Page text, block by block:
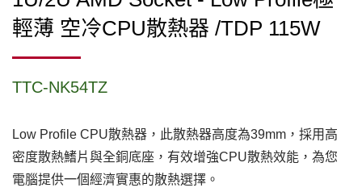
輕薄 空冷CPU散熱器 /TDP 115W
TTC-NK54TZ
Low Profile CPU散熱器，此散熱器高度為39mm，採用高
密度散熱鰭片與全銅底座，有效增強CPU散熱效能，為您
電腦提供一個經濟實惠的散熱選擇。